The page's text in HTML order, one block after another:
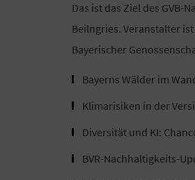
Das ist das Ziel des GVB-
Beilngries. Veranstalter
Bayerischer
Bayerns Wälder im
Klimarisiken in der
Diversität und KI:
BVR-Nachhaltigkeits-